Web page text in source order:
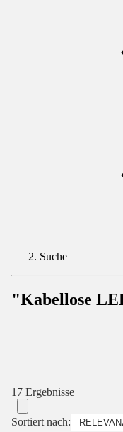
Suche
"Kabellose
17 Ergebnisse
Sortiert nach: